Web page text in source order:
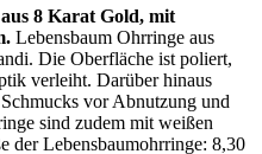
8 Karat Gold, mit
Lebensbaum Ohrringe aus
Die Oberfläche ist poliert,
verleiht. Darüber hinaus
vor Abnutzung und
sind zudem mit weißen
der Lebensbaumohrringe: 8,30